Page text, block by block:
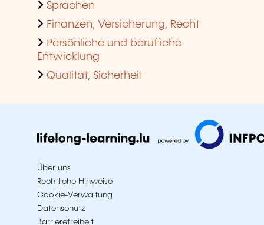
Sprachen
Finanzen, Versicherung, Recht
Persönliche und berufliche
Entwicklung
Qualität, Sicherheit
Über uns
Rechtliche Hinweise
Cookie-Verwaltung
Datenschutz
Barrierefreiheit